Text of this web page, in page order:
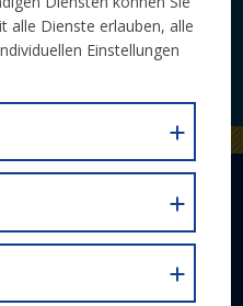
PLUS
alle Dienste erlauben, alle
Einstellungen